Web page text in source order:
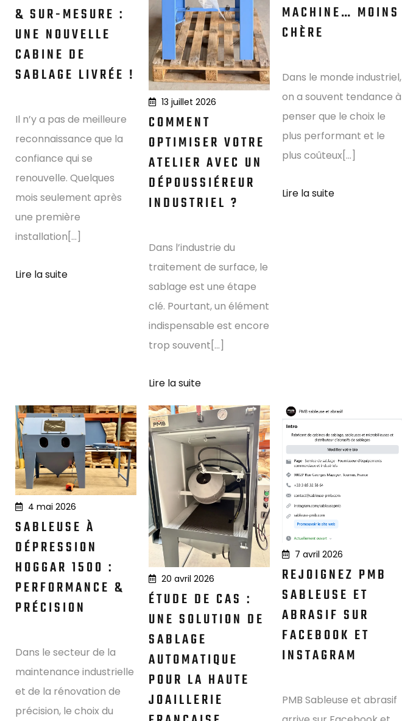
& SUR-MESURE :
UNE NOUVELLE
CABINE DE
SABLAGE LIVRÉE !
Il n’y a pas de meilleure
reconnaissance que la
confiance qui se
renouvelle. Quelques
mois seulement après
une première
installation[...]
Lire la suite
13 juillet 2026
COMMENT
OPTIMISER VOTRE
ATELIER AVEC UN
DÉPOUSSIÉREUR
INDUSTRIEL ?
Dans l’industrie du
traitement de surface, le
sablage est une étape
clé. Pourtant, un élément
indispensable est encore
trop souvent[...]
Lire la suite
MACHINE… MOINS
CHÈRE
Dans le monde industriel,
on a souvent tendance à
penser que le choix le
plus performant et le
plus coûteux[...]
Lire la suite
4 mai 2026
SABLEUSE À
DÉPRESSION
HOGGAR 1500 :
PERFORMANCE &
PRÉCISION
Dans le secteur de la
maintenance industrielle
et de la rénovation de
précision, le choix du
20 avril 2026
ÉTUDE DE CAS :
UNE SOLUTION DE
SABLAGE
AUTOMATIQUE
POUR LA HAUTE
JOAILLERIE
7 avril 2026
REJOIGNEZ PMB
SABLEUSE ET
ABRASIF SUR
FACEBOOK ET
INSTAGRAM
PMB Sableuse et abrasif